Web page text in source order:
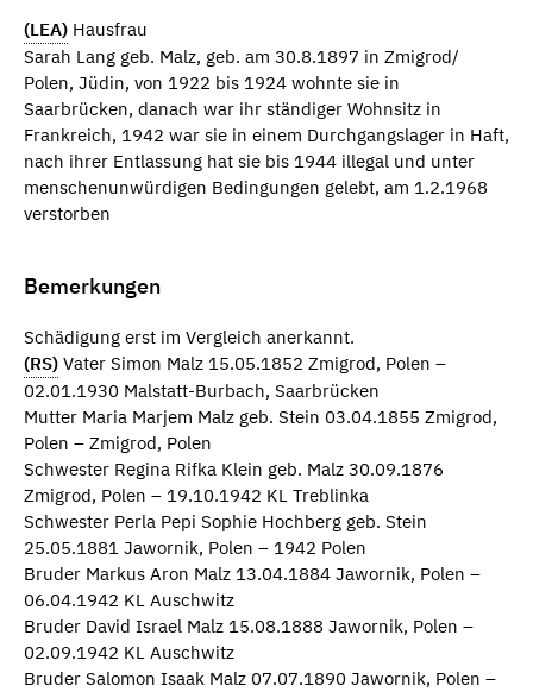
(LEA) Hausfrau
Sarah Lang geb. Malz, geb. am 30.8.1897 in Zmigrod/
Polen, Jüdin, von 1922 bis 1924 wohnte sie in
Saarbrücken, danach war ihr ständiger Wohnsitz in
Frankreich, 1942 war sie in einem Durchgangslager in Haft,
nach ihrer Entlassung hat sie bis 1944 illegal und unter
menschenunwürdigen Bedingungen gelebt, am 1.2.1968
verstorben
Bemerkungen
Schädigung erst im Vergleich anerkannt.
(RS) Vater Simon Malz 15.05.1852 Zmigrod, Polen –
02.01.1930 Malstatt-Burbach, Saarbrücken
Mutter Maria Marjem Malz geb. Stein 03.04.1855 Zmigrod,
Polen – Zmigrod, Polen
Schwester Regina Rifka Klein geb. Malz 30.09.1876
Zmigrod, Polen – 19.10.1942 KL Treblinka
Schwester Perla Pepi Sophie Hochberg geb. Stein
25.05.1881 Jawornik, Polen – 1942 Polen
Bruder Markus Aron Malz 13.04.1884 Jawornik, Polen –
06.04.1942 KL Auschwitz
Bruder David Israel Malz 15.08.1888 Jawornik, Polen –
02.09.1942 KL Auschwitz
Bruder Salomon Isaak Malz 07.07.1890 Jawornik, Polen –